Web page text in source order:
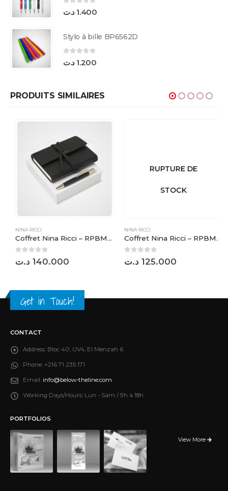
sur 51.400 د.ت
Stylo à bille BP6562D
sur 51.200 د.ت
PRODUITS SIMILAIRES
NINA RICCI
Coffret Nina Ricci – RPBM630A
140.000 د.ت
RUPTURE DE
STOCK
NINA RICCI
Coffret Nina Ricci – RPBM630P
125.000 د.ت
Get in Touch!
CONTACT
Address: Bloc 40, UV4, El Menzah 6
Phone: +216 71 235 171
Email: info@below-theline.com
Working Days/Hours: Lun - Sam / 9h à 18h
PORTFOLIOS
View More